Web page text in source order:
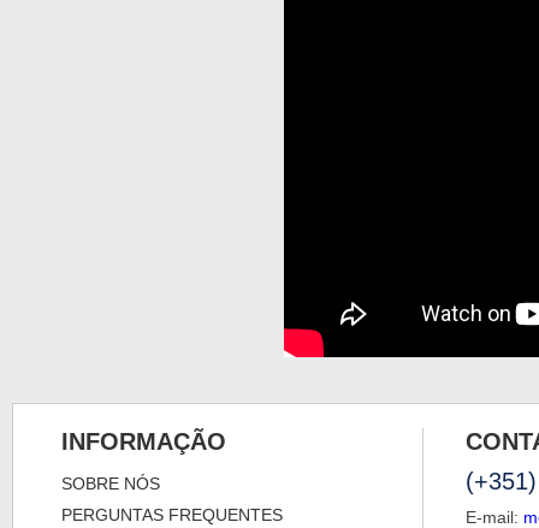
INFORMAÇÃO
SOBRE NÓS
PERGUNTAS FREQUENTES
E-mail: